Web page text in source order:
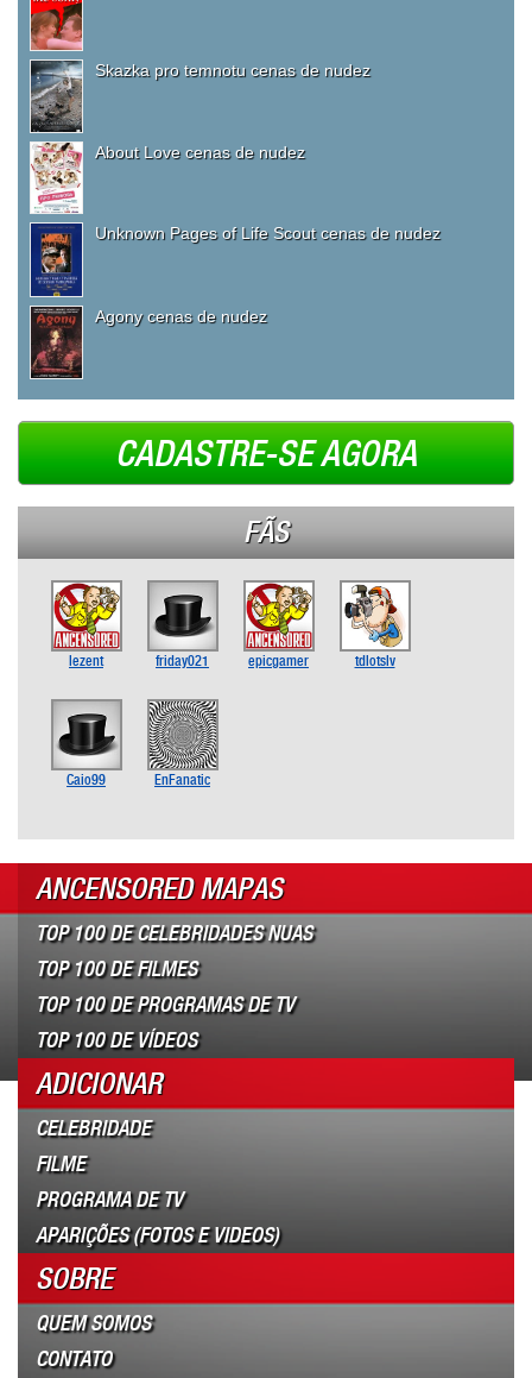
Skazka pro temnotu cenas de nudez
About Love cenas de nudez
Unknown Pages of Life Scout cenas de nudez
Agony cenas de nudez
CADASTRE-SE AGORA
FÃS
lezent friday021 epicgamer tdlotslv
Caio99 EnFanatic
ANCENSORED MAPAS
TOP 100 DE CELEBRIDADES NUAS
TOP 100 DE FILMES
TOP 100 DE PROGRAMAS DE TV
TOP 100 DE VÍDEOS
ADICIONAR
CELEBRIDADE
FILME
PROGRAMA DE TV
APARIÇÕES (FOTOS E VIDEOS)
SOBRE
QUEM SOMOS
CONTATO